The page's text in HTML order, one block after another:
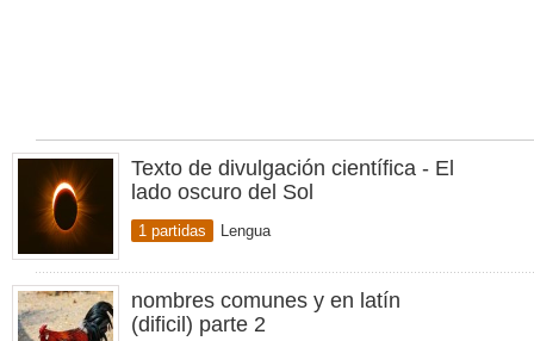
Texto de divulgación científica - El
lado oscuro del Sol
1 partidas Lengua
nombres comunes y en latín
(dificil) parte 2